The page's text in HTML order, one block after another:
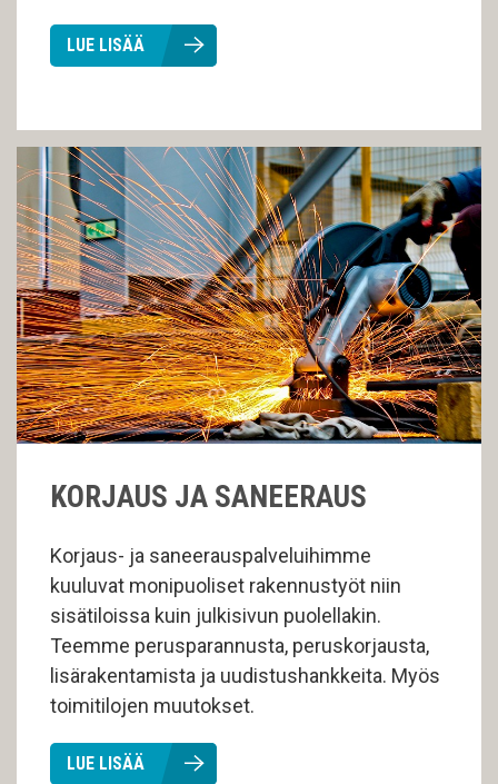
LUE LISÄÄ
KORJAUS JA SANEERAUS
Korjaus- ja saneerauspalveluihimme
kuuluvat monipuoliset rakennustyöt niin
sisätiloissa kuin julkisivun puolellakin.
Teemme perusparannusta, peruskorjausta,
lisärakentamista ja uudistushankkeita. Myös
toimitilojen muutokset.
LUE LISÄÄ